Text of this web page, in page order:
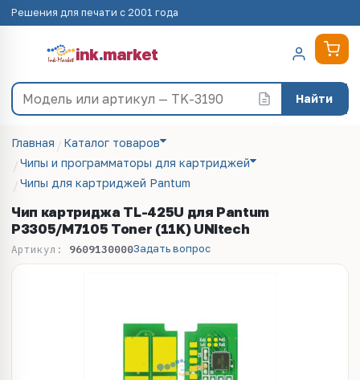
Решения для печати с 2001 года
ink.market
Найти
Главная
Каталог товаров
Чипы и программаторы для картриджей
Чипы для картриджей Pantum
Чип картриджа TL-425U для Pantum
P3305/M7105 Toner (11K) UNItech
Артикул: 9609130000Задать вопрос